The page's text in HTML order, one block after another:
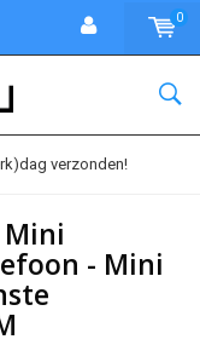
0
verzonden!
- Mini